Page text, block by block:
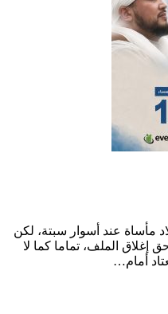
مأساة عند أسوار سبتة، لكن
إغلاق الملف، تماما كما لا
أمام…